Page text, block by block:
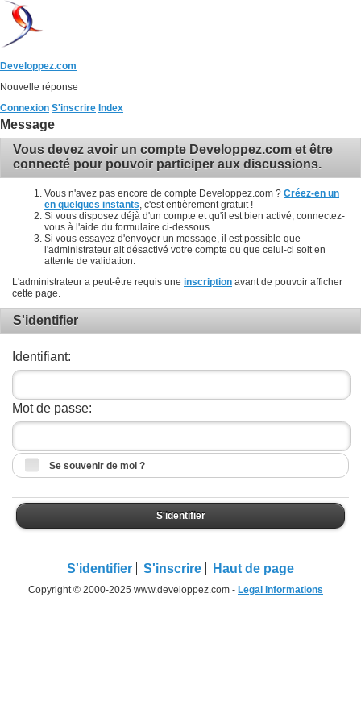
Developpez.com
Nouvelle réponse
Connexion S'inscrire Index
Message
Vous devez avoir un compte Developpez.com et être
connecté pour pouvoir participer aux discussions.
Vous n'avez pas encore de compte Developpez.com ? Créez-en un
en quelques instants , c'est entièrement gratuit !
Si vous disposez déjà d'un compte et qu'il est bien activé, connectez-
vous à l'aide du formulaire ci-dessous.
Si vous essayez d'envoyer un message, il est possible que
l'administrateur ait désactivé votre compte ou que celui-ci soit en
attente de validation.
L'administrateur a peut-être requis une inscription avant de pouvoir afficher
cette page.
S'identifier
Identifiant:
Mot de passe:
Se souvenir de moi ?
S'identifier
S'identifier S'inscrire Haut de page
Copyright © 2000-2025 www.developpez.com - Legal informations